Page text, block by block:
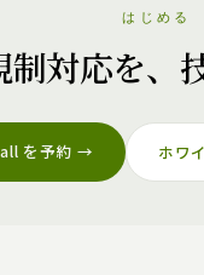
はじめる
制対応を、
を予約 → ホワ